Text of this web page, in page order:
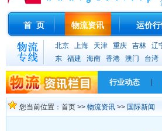
首 页 物流资讯 运价
北京 上海 天津 重庆 吉林 辽
东
福建 海南 香港 澳门 台湾
行业动态
您当前位置：首页 >> 物流资讯 >> 国际新闻